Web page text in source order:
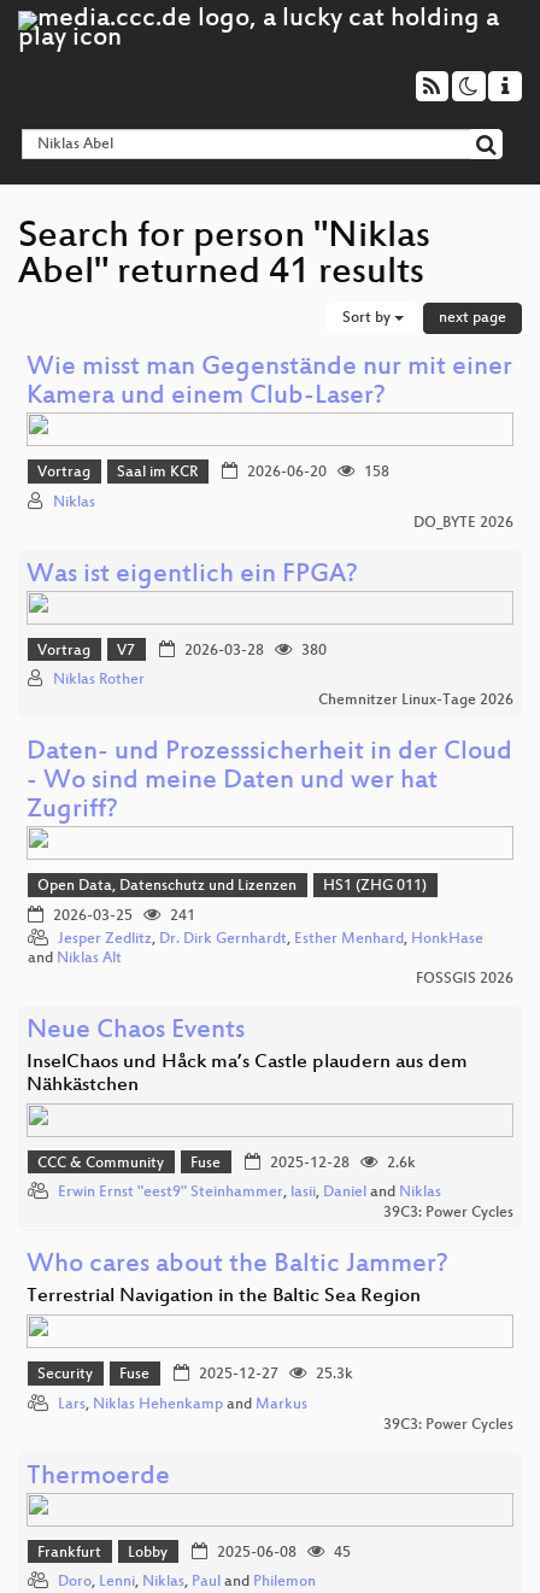
Search for person "Niklas
Abel" returned 41 results
Sort by next page
Wie misst man Gegenstände nur mit einer
Kamera und einem Club-Laser?
Vortrag Saal im KCR 2026-06-20
158
Niklas
DO_BYTE 2026
Was ist eigentlich ein FPGA?
Vortrag V7 2026-03-28
380
Niklas Rother
Chemnitzer Linux-Tage 2026
Daten- und Prozesssicherheit in der Cloud
- Wo sind meine Daten und wer hat
Zugriff?
Open Data, Datenschutz und Lizenzen
HS1 (ZHG 011)
2026-03-25
241
Jesper Zedlitz, Dr. Dirk Gernhardt, Esther Menhard, HonkHase
and Niklas Alt
FOSSGIS 2026
Neue Chaos Events
InselChaos und Håck ma’s Castle plaudern aus dem
Nähkästchen
CCC & Community Fuse 2025-12-28
2.6k
Erwin Ernst "eest9" Steinhammer, lasii, Daniel and Niklas
39C3: Power Cycles
Who cares about the Baltic Jammer?
Terrestrial Navigation in the Baltic Sea Region
Security Fuse 2025-12-27
25.3k
Lars, Niklas Hehenkamp and Markus
39C3: Power Cycles
Thermoerde
Frankfurt Lobby 2025-06-08
45
Doro, Lenni, Niklas, Paul and Philemon